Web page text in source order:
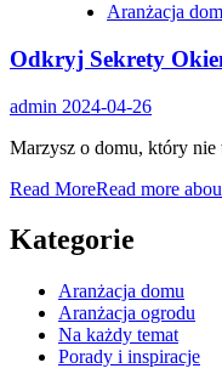
Aranżacja
Odkryj Sekrety
admin 2024-04-26
Marzysz o domu, który nie
Read MoreRead more
Kategorie
Aranżacja domu
Aranżacja ogrodu
Na każdy temat
Porady i inspiracje